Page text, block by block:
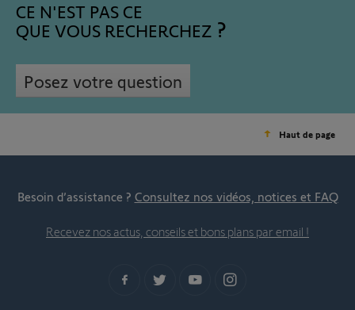
CE N'EST PAS CE
QUE VOUS RECHERCHEZ
Posez votre question
Haut de page
Besoin d’assistance ? Consultez nos vidéos, notices et FAQ
Recevez nos actus, conseils et bons plans par email !